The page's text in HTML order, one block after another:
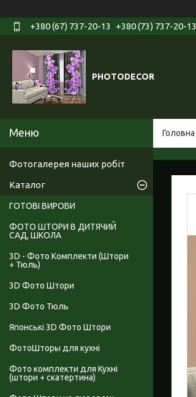
+380 (67) 737-20-13 +380 (73) 737-20-13
PHOTODECOR
Головна
Фотогалерея наших робіт
Каталог
ГОТОВІ ВИРОБИ
ФОТО ШТОРИ В ДИТЯЧИЙ
САД, ШКОЛА
3D - Фото Комплекти (Штори
+ Тюль)
3D Фото Штори
3D Фото Тюль
Японські 3D Фото Штори
ФотоШторы для кухні
Фото комплекти для Кухні
(штори + скатертина)